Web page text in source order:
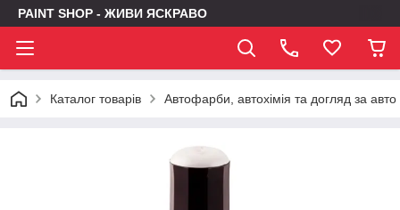
PAINT SHOP - ЖИВИ ЯСКРАВО
Каталог товарів Автофарби, автохімія та догляд за авто